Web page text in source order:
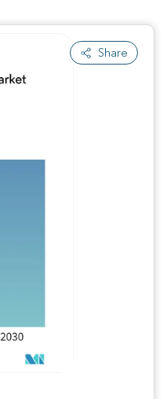
Share